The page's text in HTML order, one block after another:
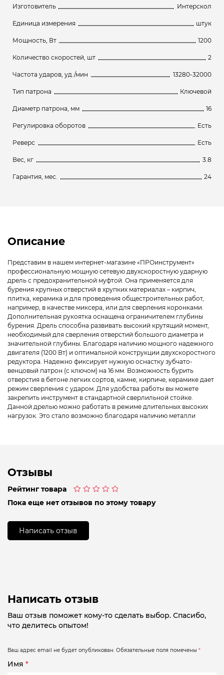
Изготовитель Интерскол
Единица измерения штук
Мощность, Вт 1200
Количество скоростей, шт 2
Частота ударов, уд./мин 13280-32000
Тип патрона Ключевой
Диаметр патрона, мм 16
Регулировка оборотов Есть
Реверс Есть
Вес, кг 3.8
Гарантия, мес. 24
Описание
Представим в нашем интернет-магазине «ПРОинструмент»
профессиональную мощную сетевую двухскоростную ударную
дрель с предохранительной муфтой. Она применяется для
бурения крупных отверстий в хрупких материалах – кирпич,
плитка, керамика и для проведения общестроительных работ,
например, в качестве миксера, или для сверления коронками.
Дополнительная рукоятка оснащена ограничителем глубины
бурения. Дрель способна развивать высокий крутящий момент,
необходимый для сверления отверстий большого диаметра и
значительной глубины. Благодаря наличию мощного надежного
двигателя (1200 Вт) и оптимальной конструкции двухскоростного
редуктора. Надежно фиксирует нужную оснастку зубчато-
венцовый патрон (с ключом) на 16 мм. Возможность бурить
отверстия в бетоне легких сортов, камне, кирпиче, керамике дает
режим сверления с ударом. Для удобства работы вы можете
закрепить инструмент в стандартной сверлильной стойке.
Данной дрелью можно работать в режиме длительных высоких
нагрузок. Это стало возможно благодаря наличию металли
Отзывы
Рейтинг товара
0
Пока еще нет отзывов по этому товару
Написать отзыв
Написать отзыв
Ваш отзыв поможет кому-то сделать выбор. Спасибо,
что делитесь опытом!
Ваш адрес email не будет опубликован. Обязательные поля помечены *
Имя *